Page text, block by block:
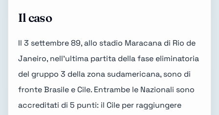
Il caso
Il 3 settembre 89, allo stadio Maracana di Rio de
Janeiro, nell'ultima partita della fase eliminatoria
del gruppo 3 della zona sudamericana, sono di
fronte Brasile e Cile. Entrambe le Nazionali sono
accreditati di 5 punti: il Cile per raggiungere